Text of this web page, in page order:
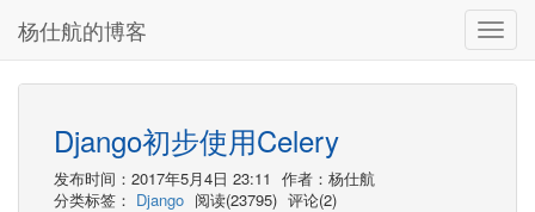
切
换
导
杨仕航的博客
Django初步使用Celery
发布时间：2017年5月4日 23:11 作者：杨仕航
分类标签： Django 阅读(23795) 评论(2)